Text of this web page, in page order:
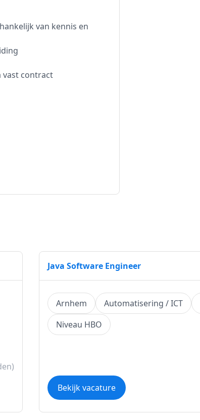
van kennis en
vast contract
Java Software Engineer
Arnhem Automatisering / ICT
Niveau HBO
Bekijk vacature